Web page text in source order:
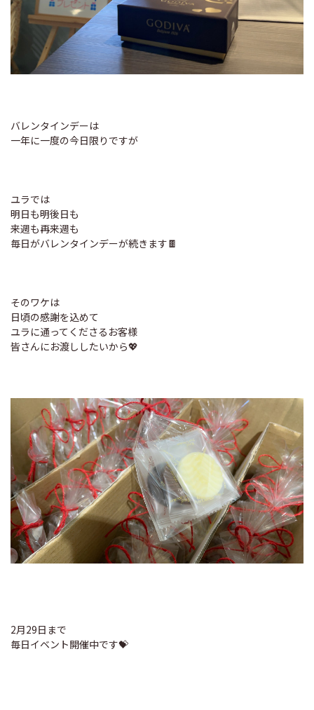
バレンタインデーは
一年に一度の今日限りですが
ユラでは
明日も明後日も
来週も再来週も
毎日がバレンタインデーが続きます🍫
そのワケは
日頃の感謝を込めて
ユラに通ってくださるお客様
皆さんにお渡ししたいから💖
2月29日まで
毎日イベント開催中です💝